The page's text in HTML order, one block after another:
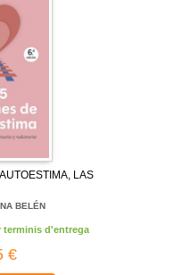
LAS
BELÉN
terminis d'entrega
€